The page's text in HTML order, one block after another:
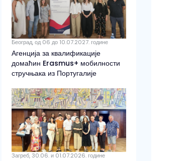
Београд, од 06 до 10.07.2027. године
Агенција за квалификације
домаћин Erasmus+ мобилности
стручњака из Португалије
Загреб, 30.06. и 01.07.2026. године